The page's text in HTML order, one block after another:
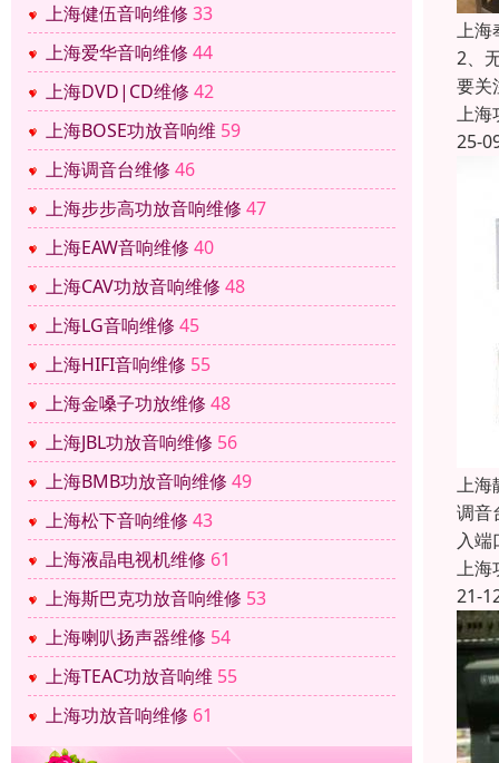
上海健伍音响维修 33
上海爱华音响维修 44
上海DVD|CD维修 42
上海BOSE功放音响维 59
上海调音台维修 46
上海步步高功放音响维修 47
上海EAW音响维修 40
上海CAV功放音响维修 48
上海LG音响维修 45
上海HIFI音响维修 55
上海金嗓子功放维修 48
上海JBL功放音响维修 56
上海BMB功放音响维修 49
上海松下音响维修 43
上海液晶电视机维修 61
上海斯巴克功放音响维修 53
上海喇叭扬声器维修 54
上海TEAC功放音响维 55
上海功放音响维修 61
上海
2、
要关
上海
25-
上海
调音
入
上海
21-